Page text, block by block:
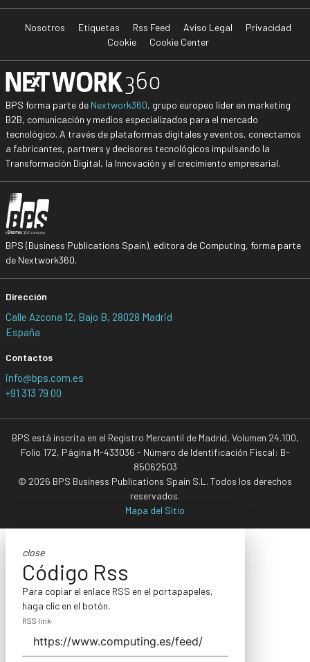
Nosotros Etiquetas Rss Feed Aviso Legal
Privacidad
Cookie
Cookie Center
BPS forma parte de Nextwork360, grupo europeo líder en marketing
B2B, comunicación y medios especializados para el mercado
tecnológico. A través de plataformas digitales y eventos, conectamos
a fabricantes, partners y decisores tecnológicos impulsando la
Transformación Digital, la Innovación y el crecimiento empresarial.
BPS (Business Publications Spain), editora de Computing, forma parte
de Nextwork360.
Dirección
Calle Azcona 12, Bajo B, 28028 Madrid
España
Contactos
info@bps.com.es
+91 313 79 00
BPS está inscrita en el Registro Mercantil de Madrid, Volumen 24.100,
Folio 172, Página M-433036 - Número de Identificación Fiscal: B-
85062503
© 2026 BPS Business Publications Spain S.L. Todos los derechos
reservados.
Mapa del Sitio
close
Código Rss
Para copiar el enlace RSS en el portapapeles,
haga clic en el botón.
RSS link